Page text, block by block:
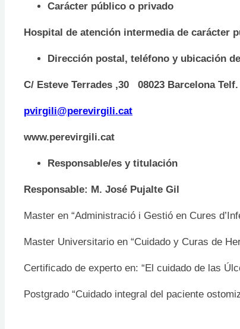
Carácter público o privado
Hospital de atención intermedia de carácter
Dirección postal, teléfono y ubicación
C/ Esteve Terrades ,30 08023 Barcelona Telf.
pvirgili@perevirgili.cat
www.perevirgili.cat
Responsable/es y titulación
Responsable: M. José Pujalte Gil
Master en “Administració i Gestió en Cures
Master Universitario en “Cuidado y Curas de
Certificado de experto en: “El cuidado de las
Postgrado “Cuidado integral del paciente